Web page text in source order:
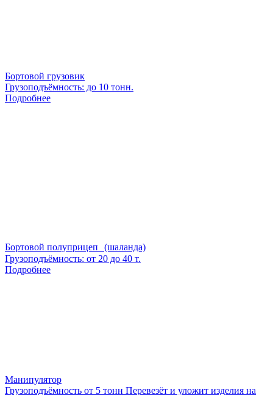
Бортовой грузовик
Грузоподъёмность: до 10 тонн.
Подробнее
Бортовой полуприцеп (шаланда)
Грузоподъёмность: от 20 до 40 т.
Подробнее
Манипулятор
Грузоподъёмность от 5 тонн Перевезёт и уложит изделия на